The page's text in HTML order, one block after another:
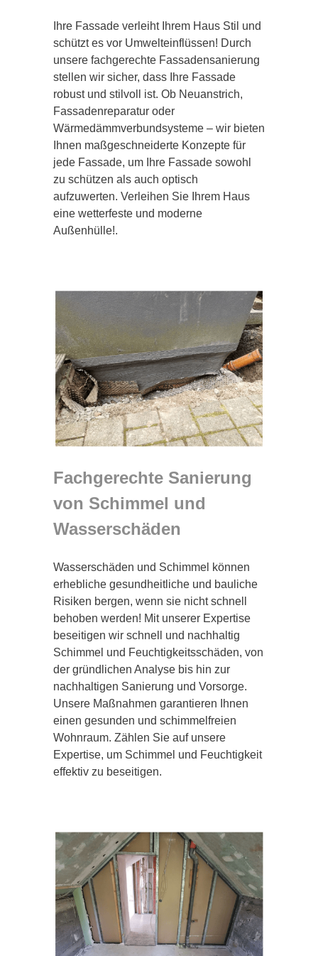
Ihre Fassade verleiht Ihrem Haus Stil und
schützt es vor Umwelteinflüssen! Durch
unsere fachgerechte Fassadensanierung
stellen wir sicher, dass Ihre Fassade
robust und stilvoll ist. Ob Neuanstrich,
Fassadenreparatur oder
Wärmedämmverbundsysteme – wir bieten
Ihnen maßgeschneiderte Konzepte für
jede Fassade, um Ihre Fassade sowohl
zu schützen als auch optisch
aufzuwerten. Verleihen Sie Ihrem Haus
eine wetterfeste und moderne
Außenhülle!.
Fachgerechte Sanierung
von Schimmel und
Wasserschäden
Wasserschäden und Schimmel können
erhebliche gesundheitliche und bauliche
Risiken bergen, wenn sie nicht schnell
behoben werden! Mit unserer Expertise
beseitigen wir schnell und nachhaltig
Schimmel und Feuchtigkeitsschäden, von
der gründlichen Analyse bis hin zur
nachhaltigen Sanierung und Vorsorge.
Unsere Maßnahmen garantieren Ihnen
einen gesunden und schimmelfreien
Wohnraum. Zählen Sie auf unsere
Expertise, um Schimmel und Feuchtigkeit
effektiv zu beseitigen.